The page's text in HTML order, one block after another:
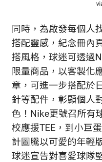
同時，為啟發每個人
搭配靈感，紀念冊內
搭風格，球迷可透過
限量商品，以客製化
章，可進一步搭配於
針等配件，彰顯個人
色！Nike更號召所有
校應援TEE，到小巨
計圖騰以可愛的年輕
球迷宣告對喜愛球隊